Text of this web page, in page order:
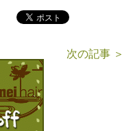
次の記事 ＞